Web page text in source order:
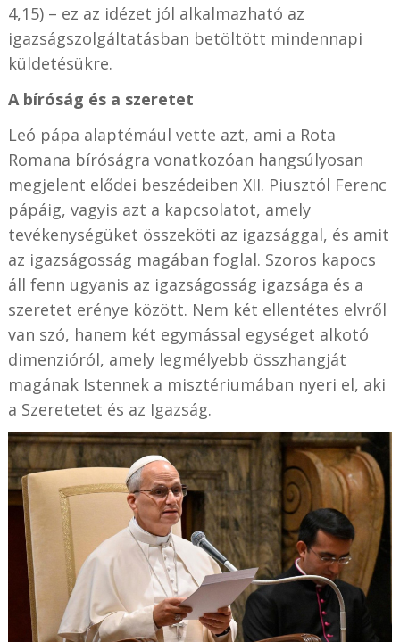
4,15) – ez az idézet jól alkalmazható az
igazságszolgáltatásban betöltött mindennapi
küldetésükre.
A bíróság és a szeretet
Leó pápa alaptémául vette azt, ami a Rota
Romana bíróságra vonatkozóan hangsúlyosan
megjelent elődei beszédeiben XII. Piusztól Ferenc
pápáig, vagyis azt a kapcsolatot, amely
tevékenységüket összeköti az igazsággal, és amit
az igazságosság magában foglal. Szoros kapocs
áll fenn ugyanis az igazságosság igazsága és a
szeretet erénye között. Nem két ellentétes elvről
van szó, hanem két egymással egységet alkotó
dimenzióról, amely legmélyebb összhangját
magának Istennek a misztériumában nyeri el, aki
a Szeretetet és az Igazság.